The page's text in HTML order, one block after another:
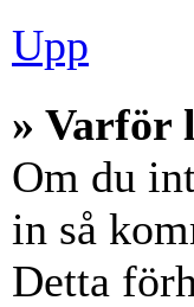
Upp
» Varför
Om du
in så
Detta